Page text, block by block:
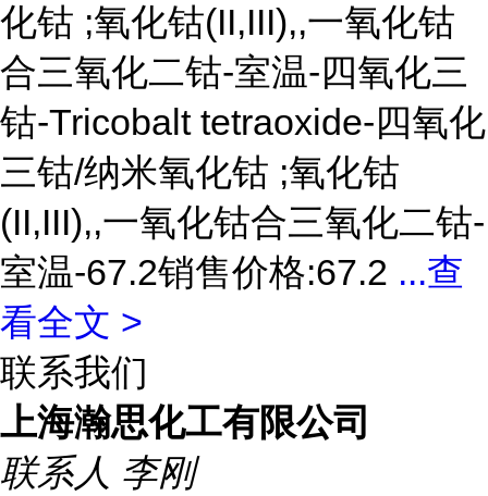
化钴 ;氧化钴(II,III),,一氧化钴
合三氧化二钴-室温-四氧化三
钴-Tricobalt tetraoxide-四氧化
三钴/纳米氧化钴 ;氧化钴
(II,III),,一氧化钴合三氧化二钴-
室温-67.2销售价格:67.2 ...查
看全文 >
联系我们
上海瀚思化工有限公司
联系人 李刚